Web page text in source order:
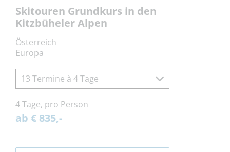
Skitouren Grundkurs in den
Kitzbüheler Alpen
Österreich
Europa
13 Termine à 4 Tage
4 Tage, pro Person
ab € 835,-